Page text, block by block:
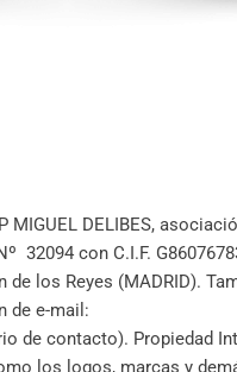
MIGUEL DELIBES,
32094 con C.I.F.
los Reyes (MADRID).
de e-mail:
de contacto). Propiedad
los logos, marcas y